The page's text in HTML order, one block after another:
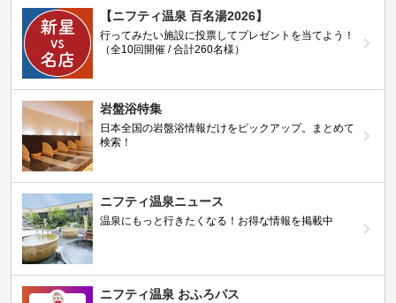
【ニフティ温泉 百名湯2026】
行ってみたい施設に投票してプレゼントを当てよう！
（全10回開催 / 合計260名様）
岩盤浴特集
日本全国の岩盤浴情報だけをピックアップ。まとめて
検索！
ニフティ温泉ニュース
温泉にもっと行きたくなる！お得な情報を掲載中
ニフティ温泉 おふろパス